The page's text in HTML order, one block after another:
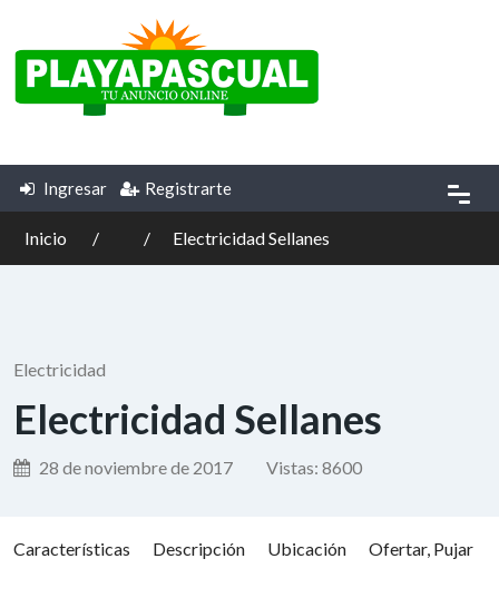
Ingresar Registrarte
Inicio Electricidad Sellanes
Electricidad
Electricidad Sellanes
28 de noviembre de 2017 Vistas: 8600
Características Descripción Ubicación Ofertar, Pujar